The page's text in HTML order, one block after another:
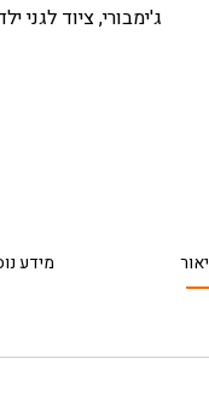
ג'ימבורי,ציוד לגני
מידע